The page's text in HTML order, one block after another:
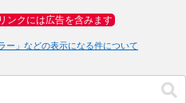
ンクには広告を含みます
ー」などの表示になる件について